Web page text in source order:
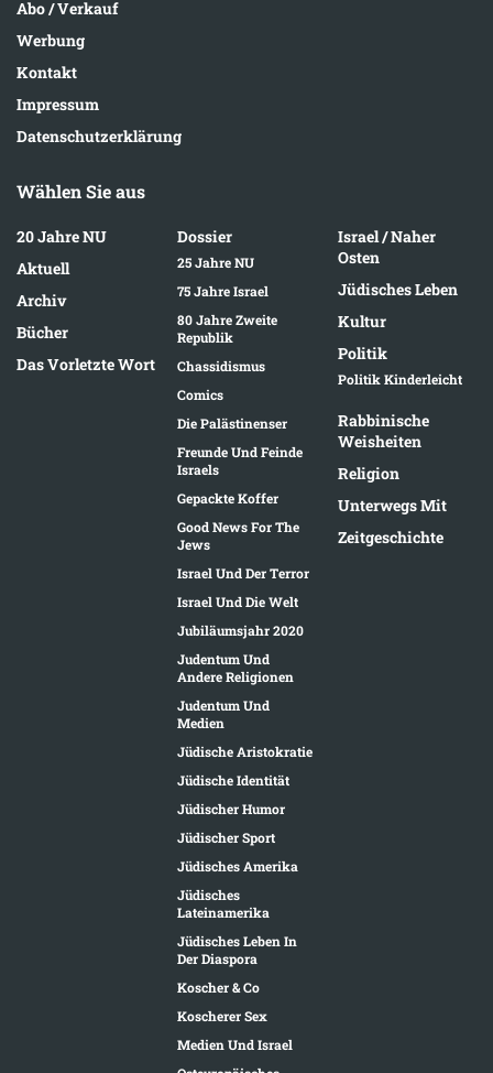
Abo / Verkauf
Werbung
Kontakt
Impressum
Datenschutzerklärung
Wählen Sie aus
20 Jahre NU
Aktuell
Archiv
Bücher
Das Vorletzte Wort
Dossier
25 Jahre NU
75 Jahre Israel
80 Jahre Zweite
Republik
Chassidismus
Comics
Die Palästinenser
Freunde Und Feinde
Israels
Gepackte Koffer
Good News For The
Jews
Israel Und Der Terror
Israel Und Die Welt
Jubiläumsjahr 2020
Judentum Und
Andere Religionen
Judentum Und
Medien
Jüdische Aristokratie
Jüdische Identität
Jüdischer Humor
Jüdischer Sport
Jüdisches Amerika
Jüdisches
Lateinamerika
Jüdisches Leben In
Der Diaspora
Koscher & Co
Koscherer Sex
Medien Und Israel
Israel / Naher
Osten
Jüdisches Leben
Kultur
Politik
Politik Kinderleicht
Rabbinische
Weisheiten
Religion
Unterwegs Mit
Zeitgeschichte